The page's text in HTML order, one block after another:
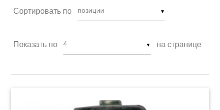
Сортировать по ▼
Показать по ▼ на странице